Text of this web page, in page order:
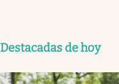
Destacadas de hoy